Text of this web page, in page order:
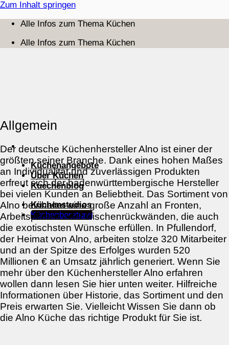
Zum Inhalt springen
Alle Infos zum Thema Küchen
Alle Infos zum Thema Küchen
Küchenangebote
Über Küchen
Kuechenblog
Küchenstudios
Küchenberatung
Allgemein
Der deutsche Küchenhersteller Alno ist einer der
größten seiner Branche. Dank eines hohen Maßes
an Individualität und zuverlässigen Produkten
erfreut sich der badenwürttembergische Hersteller
bei vielen Kunden an Beliebtheit. Das Sortiment von
Alno beinhaltet eine große Anzahl an Fronten,
Arbeitsplatten oder Nischenrückwänden, die auch
die exotischsten Wünsche erfüllen. In Pfullendorf,
der Heimat von Alno, arbeiten stolze 320 Mitarbeiter
und an der Spitze des Erfolges wurden 520
Millionen € an Umsatz jährlich generiert. Wenn Sie
mehr über den Küchenhersteller Alno erfahren
wollen dann lesen Sie hier unten weiter. Hilfreiche
Informationen über Historie, das Sortiment und den
Preis erwarten Sie. Vielleicht Wissen Sie dann ob
die Alno Küche das richtige Produkt für Sie ist.